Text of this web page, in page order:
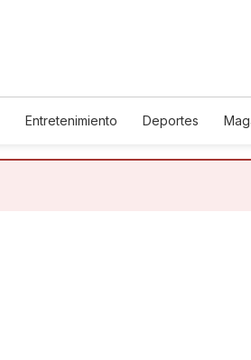
Entretenimiento Deportes